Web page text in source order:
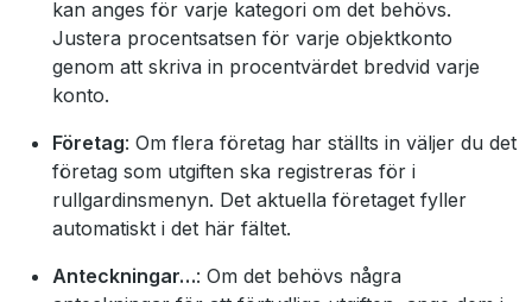
kan anges för varje kategori om det behövs.
Justera procentsatsen för varje objektkonto
genom att skriva in procentvärdet bredvid varje
konto.
Företag: Om flera företag har ställts in väljer du det
företag som utgiften ska registreras för i
rullgardinsmenyn. Det aktuella företaget fyller
automatiskt i det här fältet.
Anteckningar…: Om det behövs några